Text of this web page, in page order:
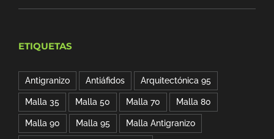
$5,742.00
ETIQUETAS
Antigranizo Antiáfidos Arquitectónica 95
Malla 35 Malla 50 Malla 70 Malla 80
Malla 90 Malla 95 Malla Antigranizo